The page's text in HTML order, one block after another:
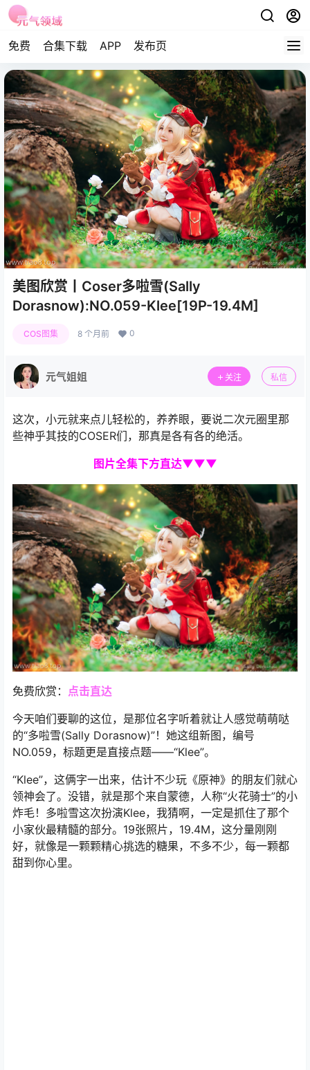
免费 合集下载 APP 发布页
美图欣赏丨Coser多啦雪(Sally
Dorasnow):NO.059-Klee[19P-19.4M]
COS图集 8 个月前 0
元气姐姐 关注 私信
这次，小元就来点儿轻松的，养养眼，要说二次元圈里那
些神乎其技的COSER们，那真是各有各的绝活。
图片全集下方直达▼▼▼
免费欣赏： 点击直达
今天咱们要聊的这位，是那位名字听着就让人感觉萌萌哒
的“多啦雪(Sally Dorasnow)”！她这组新图，编号
NO.059，标题更是直接点题——“Klee”。
“Klee”，这俩字一出来，估计不少玩《原神》的朋友们就心
领神会了。没错，就是那个来自蒙德，人称“火花骑士”的小
炸毛！多啦雪这次扮演Klee，我猜啊，一定是抓住了那个
小家伙最精髓的部分。19张照片，19.4M，这分量刚刚
好，就像是一颗颗精心挑选的糖果，不多不少，每一颗都
甜到你心里。